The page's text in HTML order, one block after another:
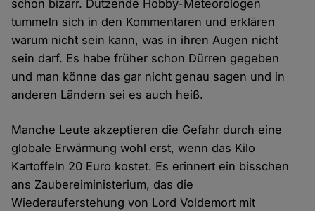
schon bizarr. Dutzende Hobby-Meteorologen
tummeln sich in den Kommentaren und erklären
warum nicht sein kann, was in ihren Augen nicht
sein darf. Es habe früher schon Dürren gegeben
und man könne das gar nicht genau sagen und in
anderen Ländern sei es auch heiß.
Manche Leute akzeptieren die Gefahr durch eine
globale Erwärmung wohl erst, wenn das Kilo
Kartoffeln 20 Euro kostet. Es erinnert ein bisschen
ans Zaubereiministerium, das die
Wiederauferstehung von Lord Voldemort mit